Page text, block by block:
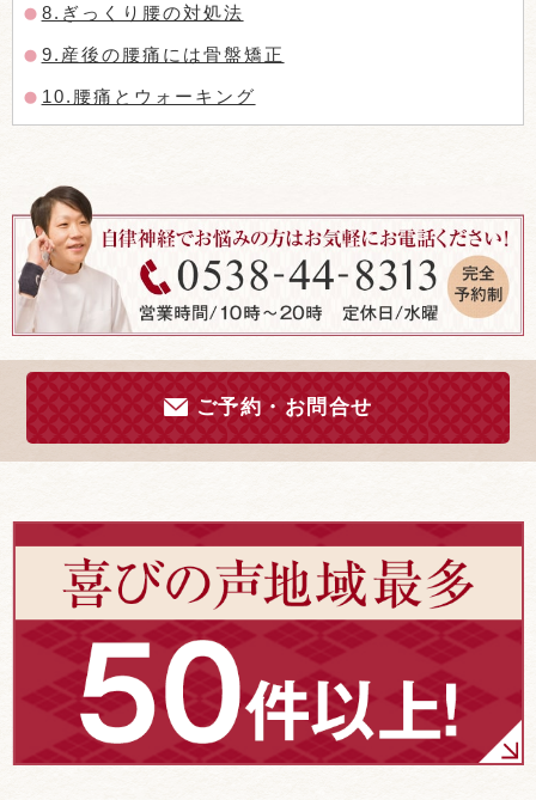
8.ぎっくり腰の対処法
9.産後の腰痛には骨盤矯正
10.腰痛とウォーキング
ご予約・お問合せ